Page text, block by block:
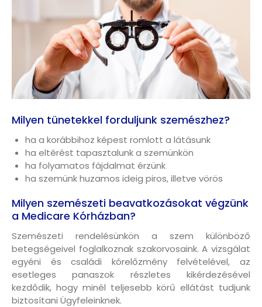
Milyen tünetekkel forduljunk szemészhez?
ha a korábbihoz képest romlott a látásunk
ha eltérést tapasztalunk a szemünkön
ha folyamatos fájdalmat érzünk
ha szemünk huzamos ideig piros, illetve vörös
Milyen szemészeti beavatkozásokat végzünk
a Medicare Kórházban?
Szemészeti rendelésünkön a szem különböző
betegségeivel foglalkoznak szakorvosaink. A vizsgálat
egyéni és családi kórelőzmény felvételével, az
esetleges panaszok részletes kikérdezésével
kezdődik, hogy minél teljesebb körű ellátást tudjunk
biztosítani Ügyfeleinknek.